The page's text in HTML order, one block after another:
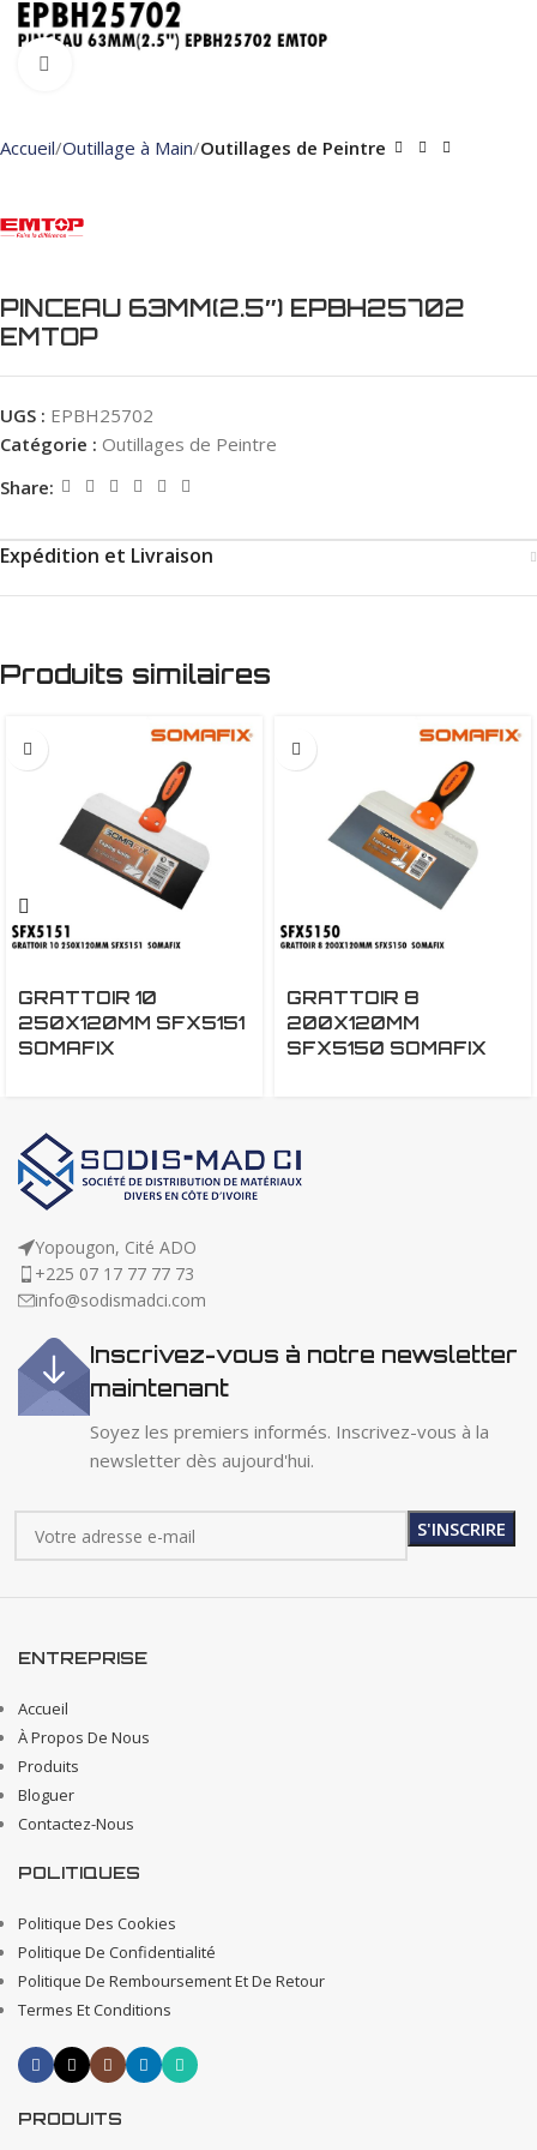
Accueil Outillage à Main Outillages de Peintre
PINCEAU 63MM(2.5″) EPBH25702
EMTOP
UGS : EPBH25702
Catégorie : Outillages de Peintre
Share:
Expédition et Livraison
Produits similaires
GRATTOIR 10
250X120MM SFX5151
SOMAFIX
GRATTOIR 8
200X120MM
SFX5150 SOMAFIX
Yopougon, Cité ADO
+225 07 17 77 77 73
info@sodismadci.com
Inscrivez-vous à notre newsletter
maintenant
Soyez les premiers informés. Inscrivez-vous à la
newsletter dès aujourd'hui.
ENTREPRISE
Accueil
À Propos De Nous
Produits
Bloguer
Contactez-Nous
POLITIQUES
Politique Des Cookies
Politique De Confidentialité
Politique De Remboursement Et De Retour
Termes Et Conditions
PRODUITS